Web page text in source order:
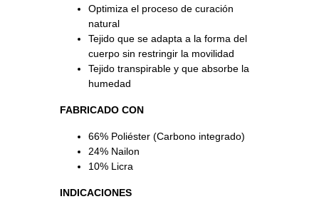
Optimiza el proceso de curación
natural
Tejido que se adapta a la forma del
cuerpo sin restringir la movilidad
Tejido transpirable y que absorbe la
humedad
FABRICADO CON
66% Poliéster (Carbono integrado)
24% Nailon
10% Licra
INDICACIONES